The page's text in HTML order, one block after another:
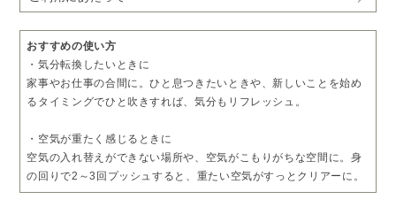
おすすめの使い方
・気分転換したいときに
家事やお仕事の合間に。ひと息つきたいときや、新しいことを始め
るタイミングでひと吹きすれば、気分もリフレッシュ。
・空気が重たく感じるときに
空気の入れ替えができない場所や、空気がこもりがちな空間に。身
の回りで2～3回プッシュすると、重たい空気がすっとクリアーに。